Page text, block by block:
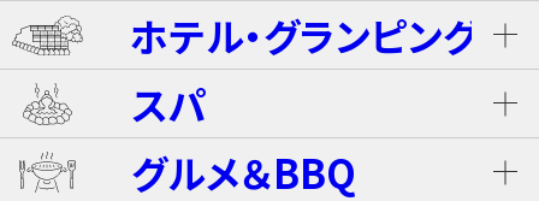
ライジング・バギー Level S
ライジング・バギー
ウォータースライダー
プール
ホテル・グランピング
ホテル ザ・ネスタ＆スパ
スパ
温泉 グルメ＆BBQ